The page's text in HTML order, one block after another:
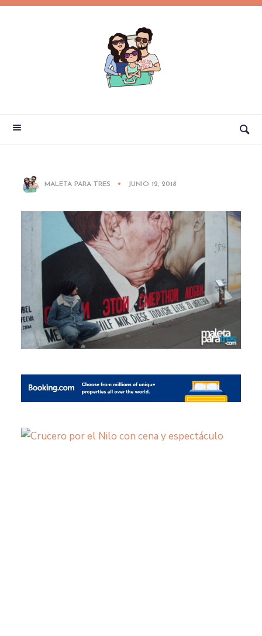
MALETA PARA TRES JUNIO 12, 2018